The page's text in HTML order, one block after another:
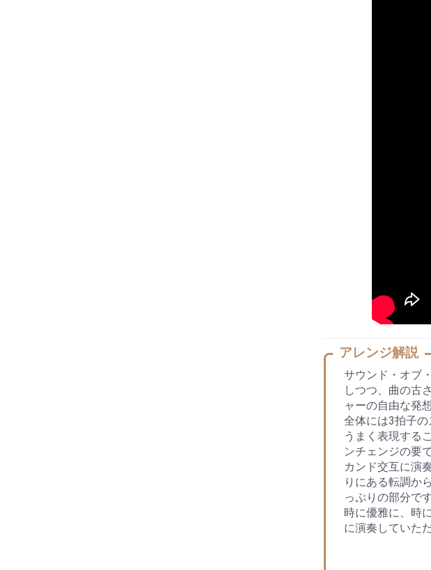
アレンジ解説
サウンド・オブ
しつつ、曲の古
ャーの自由な発
全体には3拍子
うまく表現する
ンチェンジの要
カンド交互に演
りにある転調か
っぷりの部分です
時に優雅に、時
に演奏していた